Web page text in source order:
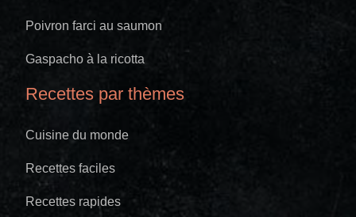
Poivron farci au saumon
Gaspacho à la ricotta
Recettes par thèmes
Cuisine du monde
Recettes faciles
Recettes rapides